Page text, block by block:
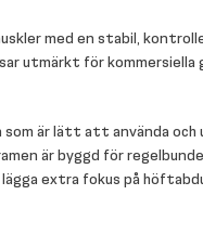
med en stabil,
för kommersiella
är lätt att använda och
är byggd för
extra fokus på